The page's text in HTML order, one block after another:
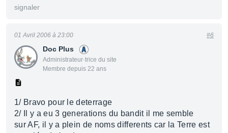
signaler
Doc Plus
Administrateur·trice du site
Membre depuis 22 ans
01 Avril 2006 à 23:00 #6
1/ Bravo pour le deterrage
2/ Il y a eu 3 generations du bandit il me semble
sur AF, il y a plein de noms differents car la Terre est